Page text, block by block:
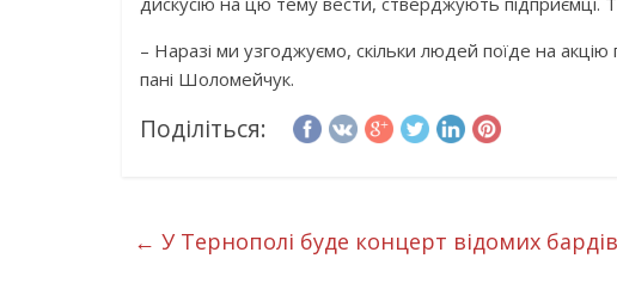
– Наразі ми узгоджуємо, скільки людей поїде на
пані Шоломейчук.
Поділіться:
← У Тернополі буде концерт відомих бардів